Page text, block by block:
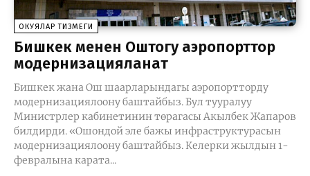
ОКУЯЛАР ТИЗМЕГИ
Бишкек менен Оштогу аэропорттор
модернизацияланат
Бишкек жана Ош шаарларындагы аэропортторду
модернизациялоону баштайбыз. Бул тууралуу
Министрлер кабинетинин төрагасы Акылбек Жапаров
билдирди. «Ошондой эле бажы инфраструктурасын
модернизациялоону баштайбыз. Келерки жылдын 1-
февралына карата...